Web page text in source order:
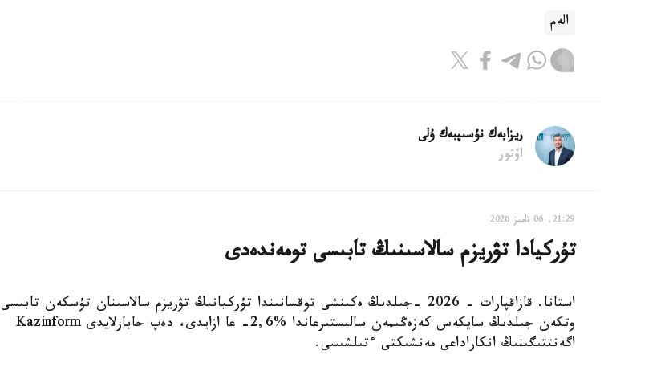
الەم
ريزابەك نۇسىپبەك ۇلى
اۆتور
21:29, 06 تامىز 2026
تۇركيادا تۋريزم سالاسىنىڭ تابىسى تومەندەدى
استانا. قازاقپارات - 2026 -جىلدىڭ ەكىنشى توقسانىندا تۇركيانىڭ تۋريزم سالاسىنان تۇسكەن تابىسى
وتكەن جىلدىڭ سايكەس كەزەڭىمەن سالىستىرعاندا %2,6- عا ازايدى، دەپ حابارلايدى Kazinform
اگەنتتىگىنىڭ انكاراداعى مەنشىكتى ءتىلشىسى.